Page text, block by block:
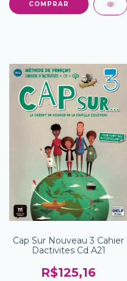
Cap Sur Nouveau 3 Cahier
Dactivites Cd A21
R$125,16